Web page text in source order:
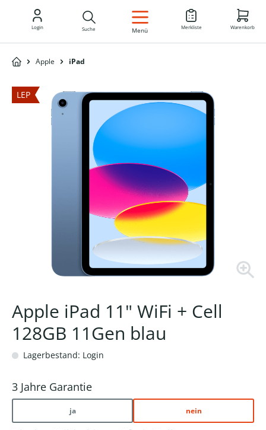
DE
Login Suche Menü Merkliste Warenkorb
Apple iPad
LEP
Apple iPad 11" WiFi + Cell
128GB 11Gen blau
Lagerbestand: Login
3 Jahre Garantie
ja nein